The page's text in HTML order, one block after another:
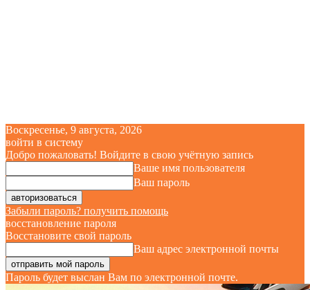
Воскресенье, 9 августа, 2026
войти в систему
Добро пожаловать! Войдите в свою учётную запись
Ваше имя пользователя
Ваш пароль
Забыли пароль? получить помощь
восстановление пароля
Восстановите свой пароль
Ваш адрес электронной почты
Пароль будет выслан Вам по электронной почте.